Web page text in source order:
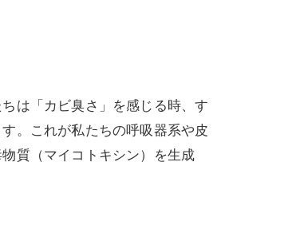
は「カビ臭さ」を感じる時、す
。これが私たちの呼吸器系や皮
質（マイコトキシン）を生成